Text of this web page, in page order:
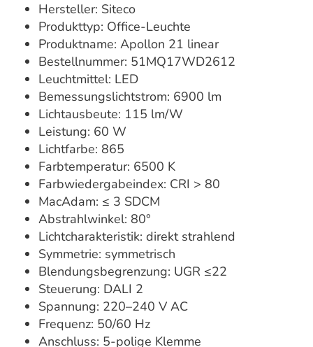
Hersteller: Siteco
Produkttyp: Office-Leuchte
Produktname: Apollon 21 linear
Bestellnummer: 51MQ17WD2612
Leuchtmittel: LED
Bemessungslichtstrom: 6900 lm
Lichtausbeute: 115 lm/W
Leistung: 60 W
Lichtfarbe: 865
Farbtemperatur: 6500 K
Farbwiedergabeindex: CRI > 80
MacAdam: ≤ 3 SDCM
Abstrahlwinkel: 80°
Lichtcharakteristik: direkt strahlend
Symmetrie: symmetrisch
Blendungsbegrenzung: UGR ≤22
Steuerung: DALI 2
Spannung: 220–240 V AC
Frequenz: 50/60 Hz
Anschluss: 5-polige Klemme